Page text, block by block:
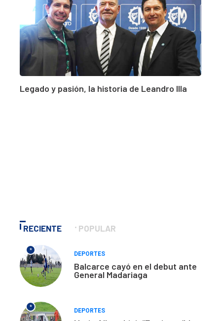
Legado y pasión, la historia de Leandro Illa
RECIENTE POPULAR
*
DEPORTES
Balcarce cayó en el debut ante
General Madariaga
*
DEPORTES